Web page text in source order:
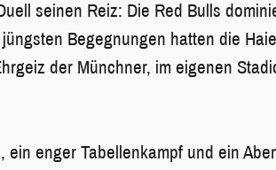
seinen Reiz: Die Red Bulls
Begegnungen hatten die
der Münchner, im eigenen
ein enger Tabellenkampf und ein